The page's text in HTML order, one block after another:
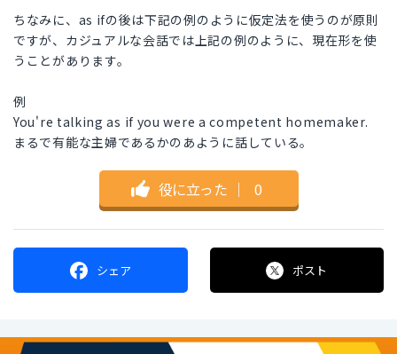
ちなみに、as ifの後は下記の例のように仮定法を使うのが原則
ですが、カジュアルな会話では上記の例のように、現在形を使
うことがあります。
例
You're talking as if you were a competent homemaker.
まるで有能な主婦であるかのあように話している。
役に立った ｜ 0
シェア ポスト